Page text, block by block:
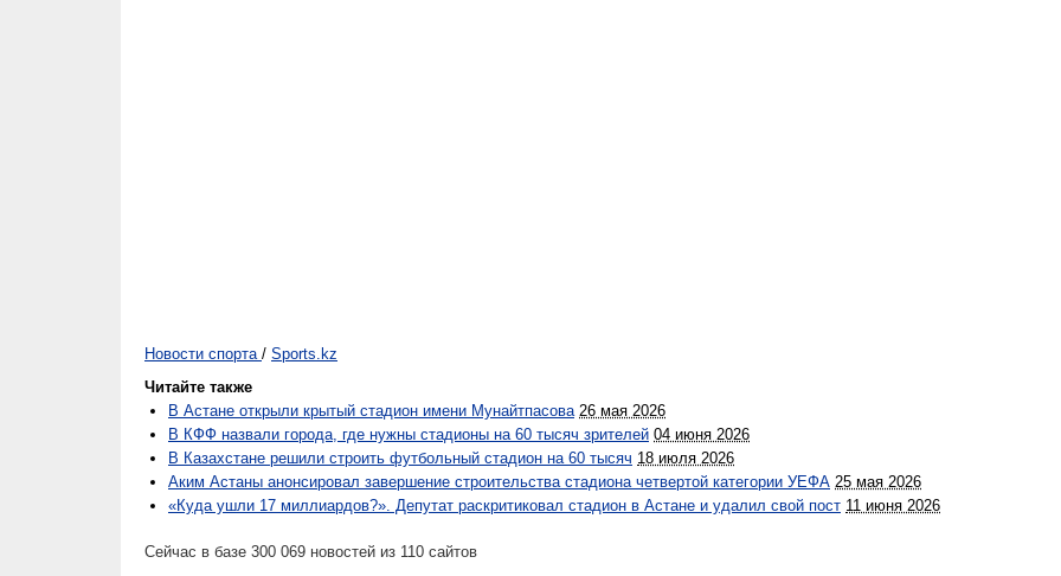
Новости спорта / Sports.kz
Читайте также
В Астане открыли крытый стадион имени Мунайтпасова 26 мая 2026
В КФФ назвали города, где нужны стадионы на 60 тысяч зрителей 04 июня 2026
В Казахстане решили строить футбольный стадион на 60 тысяч 18 июля 2026
Аким Астаны анонсировал завершение строительства стадиона четвертой категории УЕФА 25 мая 2026
«Куда ушли 17 миллиардов?». Депутат раскритиковал стадион в Астане и удалил свой пост 11 июня 2026
Сейчас в базе 300 069 новостей из 110 сайтов